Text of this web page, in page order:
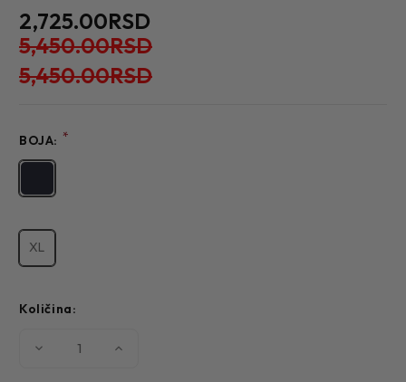
2,725.00RSD
5,450.00RSD
5,450.00RSD
BOJA: *
XL
Količina:
Smanjite Povećajte